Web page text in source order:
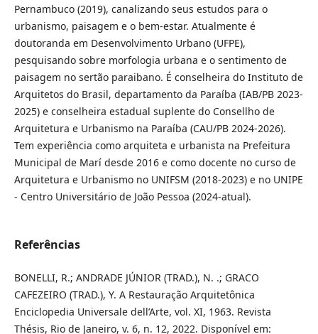
Pernambuco (2019), canalizando seus estudos para o
urbanismo, paisagem e o bem-estar. Atualmente é
doutoranda em Desenvolvimento Urbano (UFPE),
pesquisando sobre morfologia urbana e o sentimento de
paisagem no sertão paraibano. É conselheira do Instituto de
Arquitetos do Brasil, departamento da Paraíba (IAB/PB 2023-
2025) e conselheira estadual suplente do Consellho de
Arquitetura e Urbanismo na Paraíba (CAU/PB 2024-2026).
Tem experiência como arquiteta e urbanista na Prefeitura
Municipal de Marí desde 2016 e como docente no curso de
Arquitetura e Urbanismo no UNIFSM (2018-2023) e no UNIPE
- Centro Universitário de João Pessoa (2024-atual).
Referências
BONELLI, R.; ANDRADE JÚNIOR (TRAD.), N. .; GRACO
CAFEZEIRO (TRAD.), Y. A Restauração Arquitetônica
Enciclopedia Universale dell’Arte, vol. XI, 1963. Revista
Thésis, Rio de Janeiro, v. 6, n. 12, 2022. Disponível em: